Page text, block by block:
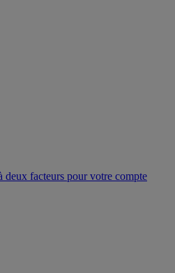
deux facteurs pour votre compte